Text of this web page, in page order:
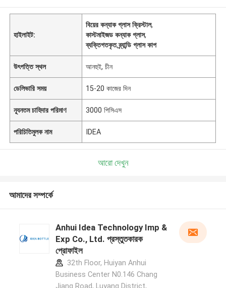
হাইলাইট:
বিয়ের কন্যাক গ্লাস ক্রিস্টাল,
কাস্টমাইজড কন্যাক গ্লাস,
ব্যক্তিগতকৃত ব্র্যান্ডি গ্লাস কাপ
উৎপত্তি স্থল আনহুই, চীন
ডেলিভারি সময় 15-20 কাজের দিন
ন্যূনতম চাহিদার পরিমাণ 3000 পিসিএস
পরিচিতিমুলক নাম IDEA
আরো দেখুন
আমাদের সম্পর্কে
Anhui Idea Technology Imp &
Exp Co., Ltd. প্রস্তুতকারক
প্রোফাইল
32th Floor, Huiyan Anhui
Business Center N0.146 Chang
Jiang Road, Luyang District,